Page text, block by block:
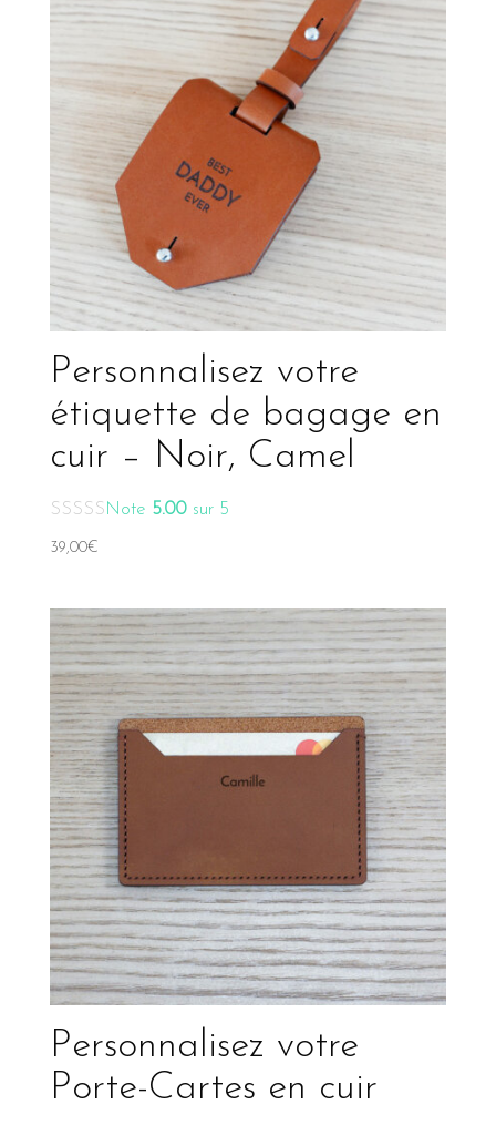
Personnalisez votre
étiquette de bagage en
cuir – Noir, Camel
Note 5.00sur 5
39,00€
Personnalisez votre
Porte-Cartes en cuir